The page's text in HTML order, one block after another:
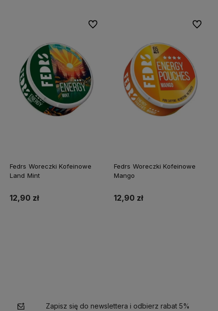
Fedrs Woreczki Kofeinowe
Land Mint
12,90 zł
Do ulubionych
Fedrs Woreczki Kofeinowe
Mango
12,90 zł
Do
Zapisz się do newslettera i odbierz rabat 5%